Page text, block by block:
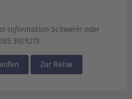
Information Schwerin oder
5925215
Zur Reise